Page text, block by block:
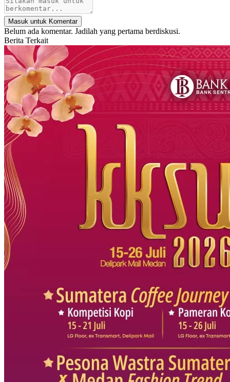
Masuk untuk Komentar
Belum ada komentar. Jadilah yang pertama berdiskusi.
Berita Terkait